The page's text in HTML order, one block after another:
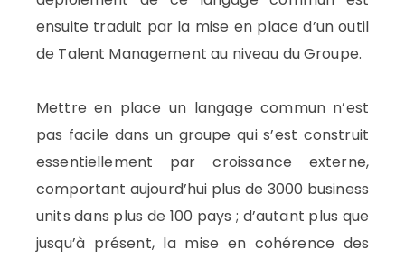
ensuite traduit par la mise en place d’un outil
de Talent Management au niveau du Groupe.
Mettre en place un langage commun n’est
pas facile dans un groupe qui s’est construit
essentiellement par croissance externe,
comportant aujourd’hui plus de 3000 business
units dans plus de 100 pays ; d’autant plus que
jusqu’à présent, la mise en cohérence des